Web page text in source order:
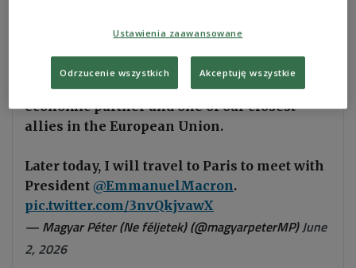
with Chancellor
@bundeskanzler
Germany is Hungary’s most important
economic partner and one of our closest
allies in the European Union.
Later today, I will travel to Paris to meet with
President @EmmanuelMacron.
pic.twitter.com/3nvQkjvawX
— Magyar Péter (Ne féljetek) (@magyarpeterMP)June
2, 2026
Ustawienia zaawansowane
Odrzucenie wszystkich Akceptuję wszystkie